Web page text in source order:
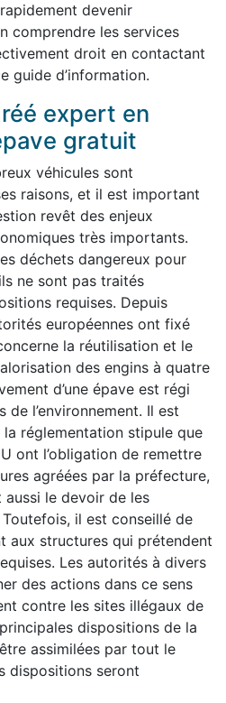
devenir
comprendre les services
droit en contactant
guide d’information.
expert en
gratuit
véhicules sont
raisons, et il est important
revêt des enjeux
très importants.
déchets dangereux pour
ne sont pas traités
requises. Depuis
européennes ont fixé
la réutilisation et le
des engins à quatre
d’une épave est régi
l’environnement. Il est
réglementation stipule que
ont l’obligation de remettre
agréées par la préfecture,
le devoir de les
il est conseillé de
aux structures qui prétendent
Les autorités à divers
des actions dans ce sens
contre les sites illégaux de
dispositions de la
assimilées par tout le
dispositions seront